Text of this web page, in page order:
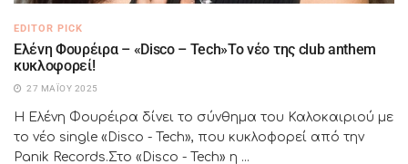
EDITOR PICK
Ελένη Φουρέιρα – «Disco – Tech»Το νέο της club anthem
κυκλοφορεί!
27 ΜΑΪ́ΟΥ 2025
Η Ελένη Φουρέιρα δίνει το σύνθημα του Καλοκαιριού με
το νέο single «Disco - Tech», που κυκλοφορεί από την
Panik Records.Στο «Disco - Tech» η ...